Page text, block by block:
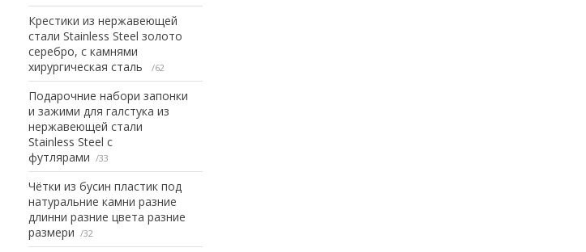
Крестики из нержавеющей
стали Stainless Steel золото
серебро, с камнями
хирургическая сталь
62
Подарочние набори запонки
и зажими для галстука из
нержавеющей стали
Stainless Steel с
футлярами
33
Чётки из бусин пластик под
натуральние камни разние
длинни разние цвета разние
размери
32